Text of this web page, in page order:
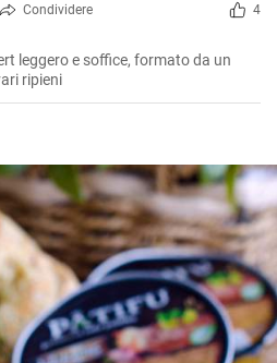
Condividere 4
leggero e soffice, formato da un
ripieni